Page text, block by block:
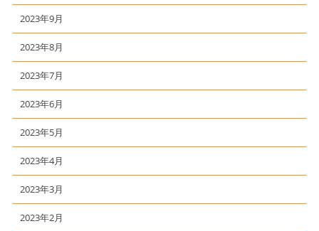
2023年9月
2023年8月
2023年7月
2023年6月
2023年5月
2023年4月
2023年3月
2023年2月